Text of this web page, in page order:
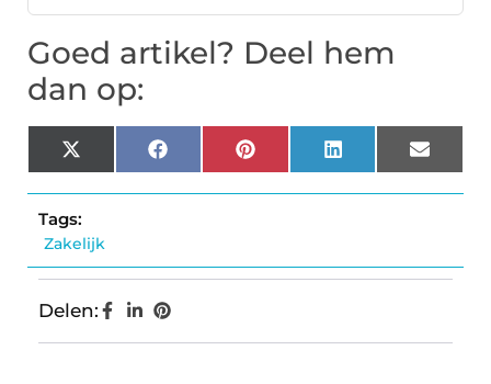
Goed artikel? Deel hem
dan op:
X
(Twitter)
FacebookPinterestLinkedIn Email
Tags:
Zakelijk
Delen: